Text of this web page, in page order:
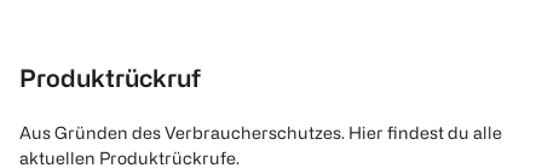
Produktrückruf
Aus Gründen des Verbraucherschutzes. Hier findest du alle
aktuellen Produktrückrufe.